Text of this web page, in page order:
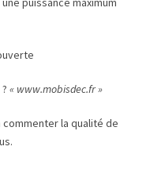
« www.mobisdec.fr »
commenter la qualité de